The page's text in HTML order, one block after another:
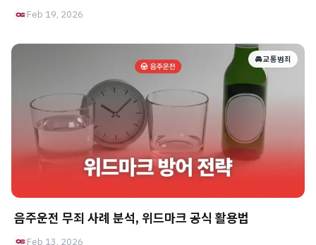
Feb 19, 2026
🚘 교통범죄
음주운전 무죄 사례 분석, 위드마크 공식 활용법
Feb 13, 2026